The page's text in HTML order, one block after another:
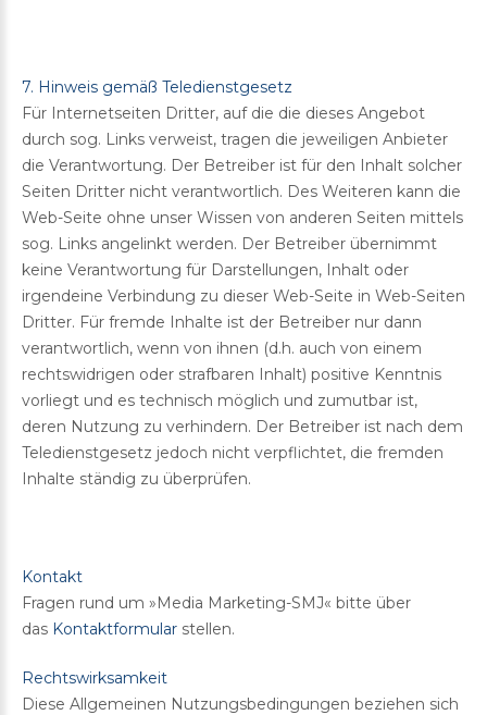
7. Hinweis gemäß Teledienstgesetz
Für Internetseiten Dritter, auf die die dieses Angebot
durch sog. Links verweist, tragen die jeweiligen Anbieter
die Verantwortung. Der Betreiber ist für den Inhalt solcher
Seiten Dritter nicht verantwortlich. Des Weiteren kann die
Web-Seite ohne unser Wissen von anderen Seiten mittels
sog. Links angelinkt werden. Der Betreiber übernimmt
keine Verantwortung für Darstellungen, Inhalt oder
irgendeine Verbindung zu dieser Web-Seite in Web-Seiten
Dritter. Für fremde Inhalte ist der Betreiber nur dann
verantwortlich, wenn von ihnen (d.h. auch von einem
rechtswidrigen oder strafbaren Inhalt) positive Kenntnis
vorliegt und es technisch möglich und zumutbar ist,
deren Nutzung zu verhindern. Der Betreiber ist nach dem
Teledienstgesetz jedoch nicht verpflichtet, die fremden
Inhalte ständig zu überprüfen.
Kontakt
Fragen rund um »Media Marketing-SMJ« bitte über
das Kontaktformular stellen.
Rechtswirksamkeit
Diese Allgemeinen Nutzungsbedingungen beziehen sich